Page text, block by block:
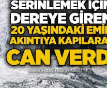
BİLİM VE TEKNOLOJİ
DUNYA
Düzce
Eğitim